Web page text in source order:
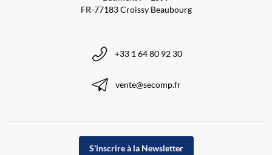
FR-77183 Croissy Beaubourg
+33 1 64 80 92 30
vente@secomp.fr
S'inscrire à la Newsletter